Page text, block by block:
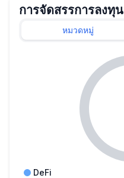
การจัดสรรการลงทุน
หมวดหมู่
DeFi